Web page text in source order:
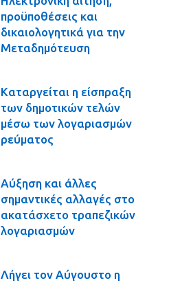
προϋποθέσεις και
δικαιολογητικά για την
Μεταδημότευση
Καταργείται η είσπραξη
των δημοτικών τελών
μέσω των λογαριασμών
ρεύματος
Αύξηση και άλλες
σημαντικές αλλαγές στο
ακατάσχετο τραπεζικών
λογαριασμών
Λήγει τον Αύγουστο η